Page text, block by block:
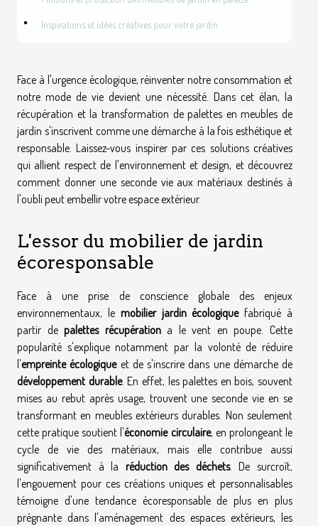
Inspirations et idées créatives pour votre jardin
Face à l'urgence écologique, réinventer notre consommation et
notre mode de vie devient une nécessité. Dans cet élan, la
récupération et la transformation de palettes en meubles de
jardin s'inscrivent comme une démarche à la fois esthétique et
responsable. Laissez-vous inspirer par ces solutions créatives
qui allient respect de l'environnement et design, et découvrez
comment donner une seconde vie aux matériaux destinés à
l'oubli peut embellir votre espace extérieur.
L'essor du mobilier de jardin
écoresponsable
Face à une prise de conscience globale des enjeux
environnementaux, le mobilier jardin écologiquefabriqué à
partir depalettes récupérationa le vent en poupe. Cette
popularité s'explique notamment par la volonté de réduire
l'empreinte écologiqueet de s'inscrire dans une démarche de
développement durable. En effet, les palettes en bois, souvent
mises au rebut après usage, trouvent une seconde vie en se
transformant en meubles extérieurs durables. Non seulement
cette pratique soutient l'économie circulaire, en prolongeant le
cycle de vie des matériaux, mais elle contribue aussi
significativement à la réduction des déchets. De surcroît,
l'engouement pour ces créations uniques et personnalisables
témoigne d'une tendance écoresponsable de plus en plus
prégnante dans l'aménagement des espaces extérieurs, les